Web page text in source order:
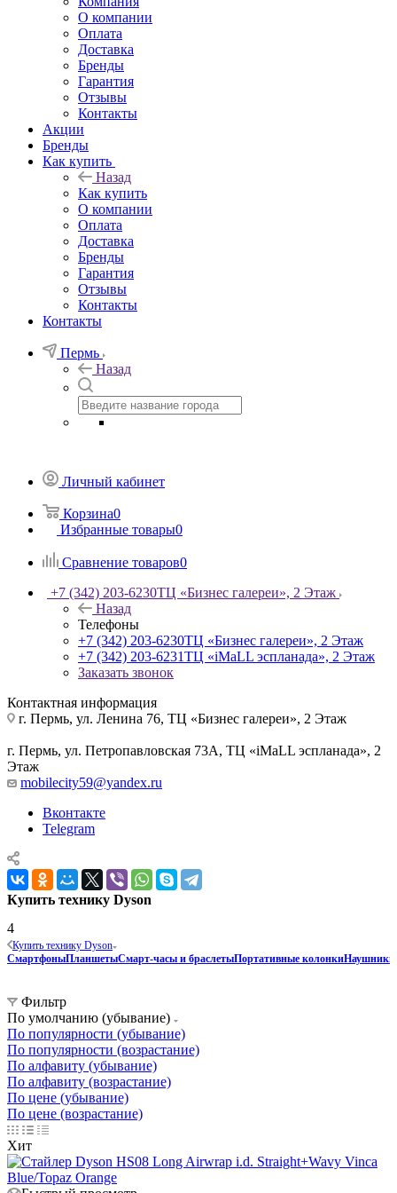
Компания
О компании
Оплата
Доставка
Бренды
Гарантия
Отзывы
Контакты
Акции
Бренды
Как купить
Назад
Как купить
О компании
Оплата
Доставка
Бренды
Гарантия
Отзывы
Контакты
Контакты
Пермь
Назад
Личный кабинет
Корзина0
Избранные товары0
Сравнение товаров0
+7 (342) 203-6230ТЦ «Бизнес галереи», 2 Этаж
Назад
Телефоны
+7 (342) 203-6230ТЦ «Бизнес галереи», 2 Этаж
+7 (342) 203-6231ТЦ «iMaLL эспланада», 2 Этаж
Заказать звонок
Контактная информация
г. Пермь, ул. Ленина 76, ТЦ «Бизнес галереи», 2 Этаж
г. Пермь, ул. Петропавловская 73А, ТЦ «iMaLL эспланада», 2
Этаж
mobilecity59@yandex.ru
Вконтакте
Telegram
Купить технику Dyson
4
Купить технику Dyson
СмартфоныПланшетыСмарт-часы и браслетыПортативные колонкиНаушники
Фильтр
По умолчанию (убывание)
По популярности (убывание)
По популярности (возрастание)
По алфавиту (убывание)
По алфавиту (возрастание)
По цене (убывание)
По цене (возрастание)
Хит